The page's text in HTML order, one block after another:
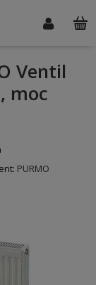
Ventil
moc
PURMO